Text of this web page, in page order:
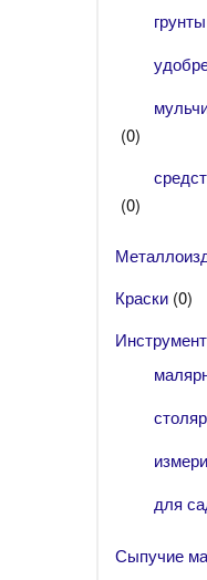
грунты
(0)
(0)
Краски (0)
Инструмент
для
Сыпучие